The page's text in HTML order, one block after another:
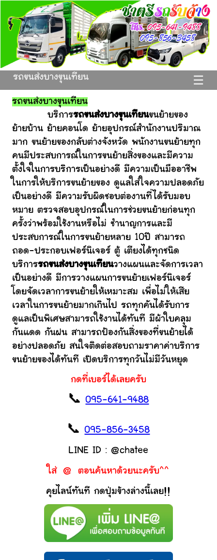
☰
รถขนส่งบางขุนเทียน
รถขนส่งบางขุนเทียน
บริการรถขนส่งบางขุนเทียนขนย้ายของ
ย้ายบ้าน ย้ายคอนโด ย้ายอุปกรณ์สำนักงานปริมาณ
มาก ขนย้ายของกลับต่างจังหวัด พนักงานขนย้ายทุก
คนมีประสบการณ์ในการขนย้ายสิ่งของและมีความ
ตั้งใจในการบริการเป็นอย่างดี มีความเป็นมืออาชีพ
ในการให้บริการขนย้ายของ ดูแลใส่ใจความปลอดภัย
เป็นอย่างดี มีความรับผิดชอบต่องานที่ได้รับมอบ
หมาย ตรวจสอบอุปกรณ์ในการช่วยขนย้ายก่อนทุก
ครั้งว่าพร้อมใช้งานหรือไม่ ชำนาญการและมี
ประสบการณ์ในการขนย้ายหลาย 10ปี สามารถ
ถอด-ประกอบเฟอร์นิเจอร์ ตู้ เตียงได้ทุกชนิด
บริการรถขนส่งบางขุนเทียนวางแผนและจัดการเวลา
เป็นอย่างดี มีการวางแผนการขนย้ายเฟอร์นิเจอร์
โดยจัดเวลาการขนย้ายให้เหมาะสม เพื่อไม่ให้เสีย
เวลาในการขนย้ายมากเกินไป รถทุกคันได้รับการ
ดูแลเป็นพิเศษสามารถใช้งานได้ทันที มีผ้าใบคลุม
กันแดด กันฝน สามารถป้องกันสิ่งของที่ขนย้ายได้
อย่างปลอดภัย สนใจติดต่อสอบถามราคาค่าบริการ
ขนย้ายของได้ทันที เปิดบริการทุกวันไม่มีวันหยุด
กดที่เบอร์ได้เลยครับ
📞095-641-9488
📞095-856-3458
LINE ID : @chatee
ใส่ @ ตอนค้นหาด้วยนะครับ^^
คุยไลน์ทันที กดปุ่มข้างล่างนี้เลย!!